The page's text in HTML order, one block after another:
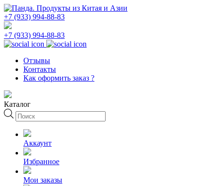
+7 (933) 994-88-83
+7 (933) 994-88-83
Отзывы
Контакты
Как оформить заказ ?
Каталог
Поиск
товаров
Аккаунт
Избранное
Мои заказы